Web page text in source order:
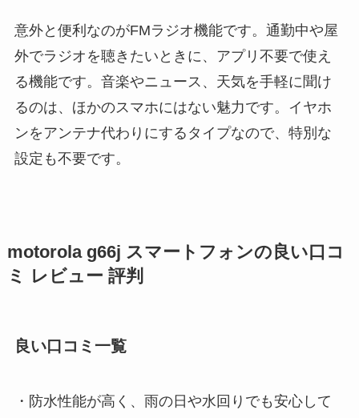
意外と便利なのがFMラジオ機能です。通勤中や屋
外でラジオを聴きたいときに、アプリ不要で使え
る機能です。音楽やニュース、天気を手軽に聞け
るのは、ほかのスマホにはない魅力です。イヤホ
ンをアンテナ代わりにするタイプなので、特別な
設定も不要です。
motorola g66j スマートフォンの良い口コ
ミ レビュー 評判
良い口コミ一覧
・防水性能が高く、雨の日や水回りでも安心して